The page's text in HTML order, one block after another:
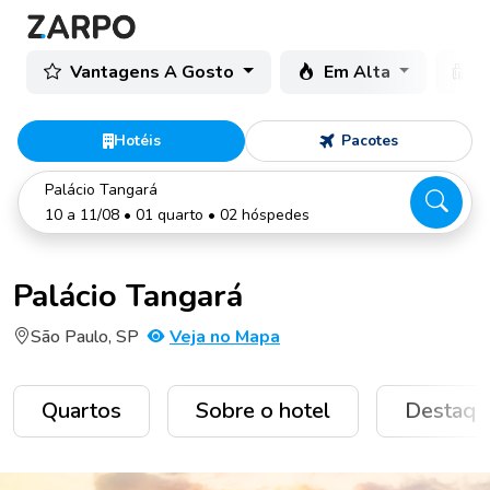
Vantagens A Gosto Em Alta
Hotéis Pacotes
Palácio Tangará
10 a 11/08 • 01 quarto • 02 hóspedes
Palácio Tangará
São Paulo, SP Veja no Mapa
Quartos Sobre o hotel